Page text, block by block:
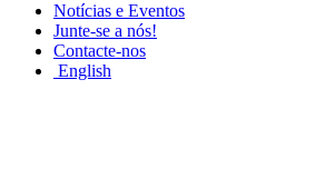
Notícias e Eventos
Junte-se a nós!
Contacte-nos
English